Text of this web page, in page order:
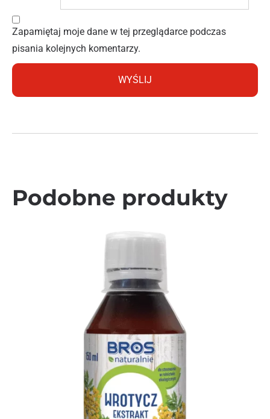
Zapamiętaj moje dane w tej przeglądarce podczas
pisania kolejnych komentarzy.
Podobne produkty